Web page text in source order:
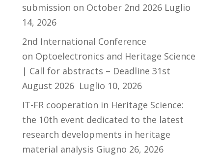
submission on October 2nd 2026 Luglio
14, 2026
2nd International Conference
on Optoelectronics and Heritage Science
| Call for abstracts – Deadline 31st
August 2026 Luglio 10, 2026
IT-FR cooperation in Heritage Science:
the 10th event dedicated to the latest
research developments in heritage
material analysis Giugno 26, 2026